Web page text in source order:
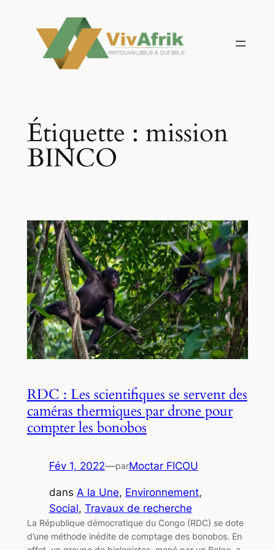
contenu
Étiquette : mission
BINCO
RDC : Les scientifiques se servent des
caméras thermiques par drone pour
compter les bonobos
Fév 1, 2022—parMoctar FICOU
dans A la Une, Environnement
Social, Travaux de recherche
La République démocratique du Congo (RDC) se dote
d’une méthode inédite de comptage des bonobos. En